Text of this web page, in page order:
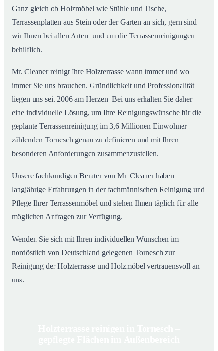
Ganz gleich ob Holzmöbel wie Stühle und Tische,
Terrassenplatten aus Stein oder der Garten an sich, gern sind
wir Ihnen bei allen Arten rund um die Terrassenreinigungen
behilflich.
Mr. Cleaner reinigt Ihre Holzterrasse wann immer und wo
immer Sie uns brauchen. Gründlichkeit und Professionalität
liegen uns seit 2006 am Herzen. Bei uns erhalten Sie daher
eine individuelle Lösung, um Ihre Reinigungswünsche für die
geplante Terrassenreinigung im 3,6 Millionen Einwohner
zählenden Tornesch genau zu definieren und mit Ihren
besonderen Anforderungen zusammenzustellen.
Unsere fachkundigen Berater von Mr. Cleaner haben
langjährige Erfahrungen in der fachmännischen Reinigung und
Pflege Ihrer Terrassenmöbel und stehen Ihnen täglich für alle
möglichen Anfragen zur Verfügung.
Wenden Sie sich mit Ihren individuellen Wünschen im
nordöstlich von Deutschland gelegenen Tornesch zur
Reinigung der Holzterrasse und Holzmöbel vertrauensvoll an
uns.